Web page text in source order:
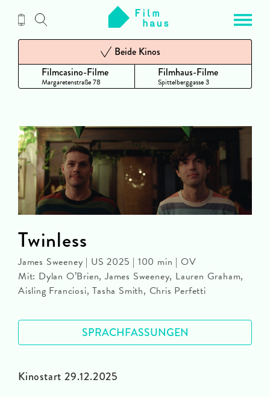
Inhalt
Filmcasino-Filme
Margaretenstraße 78
Beide Kinos
Filmhaus-Filme
Spittelberggasse 3
Kinostart 29.12.2025
Twinless
James Sweeney | US 2025 | 100 min | OV
Mit: Dylan O’Brien, James Sweeney, Lauren Graham,
Aisling Franciosi, Tasha Smith, Chris Perfetti
SPRACHFASSUNGEN